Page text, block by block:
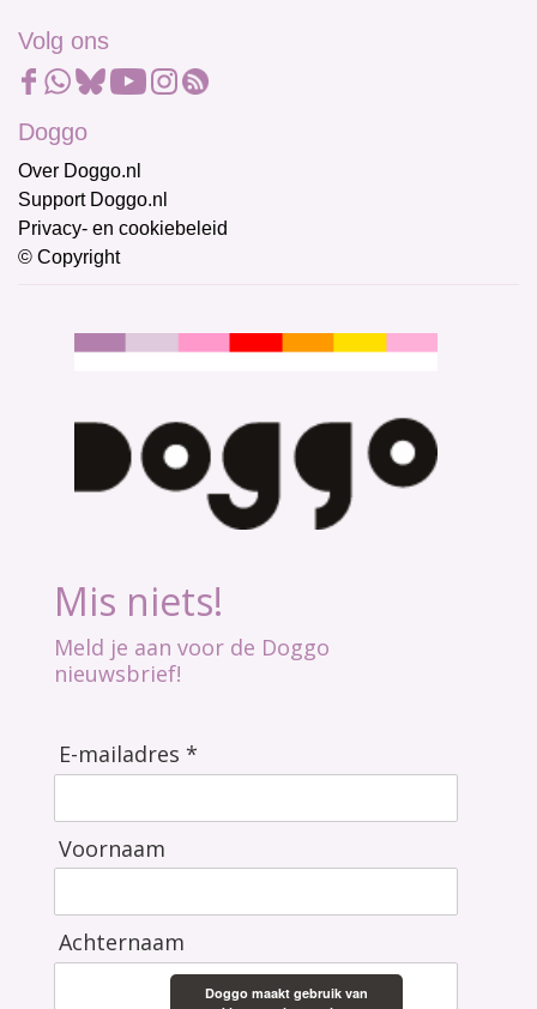
Volg ons
Doggo
Over Doggo.nl
Support Doggo.nl
Privacy- en cookiebeleid
© Copyright
Mis niets!
Meld je aan voor de Doggo
nieuwsbrief!
E-mailadres *
Voornaam
Achternaam
Doggo maakt gebruik van